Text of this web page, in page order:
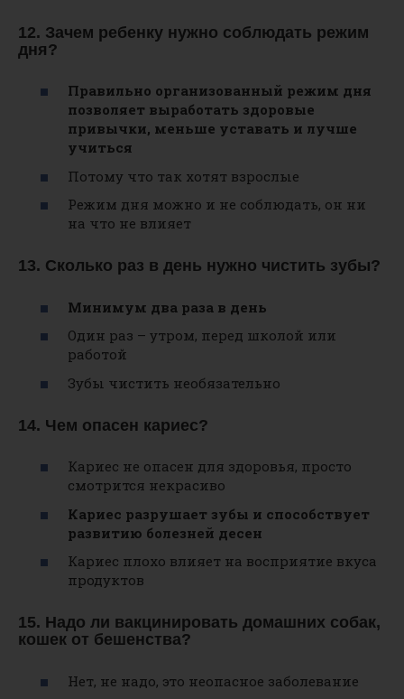
12. Зачем ребенку нужно соблюдать режим
дня?
Правильно организованный режим дня
позволяет выработать здоровые
привычки, меньше уставать и лучше
учиться
Потому что так хотят взрослые
Режим дня можно и не соблюдать, он ни
на что не влияет
13. Сколько раз в день нужно чистить зубы?
Минимум два раза в день
Один раз – утром, перед школой или
работой
Зубы чистить необязательно
14. Чем опасен кариес?
Кариес не опасен для здоровья, просто
смотрится некрасиво
Кариес разрушает зубы и способствует
развитию болезней десен
Кариес плохо влияет на восприятие вкуса
продуктов
15. Надо ли вакцинировать домашних собак,
кошек от бешенства?
Нет, не надо, это неопасное заболевание